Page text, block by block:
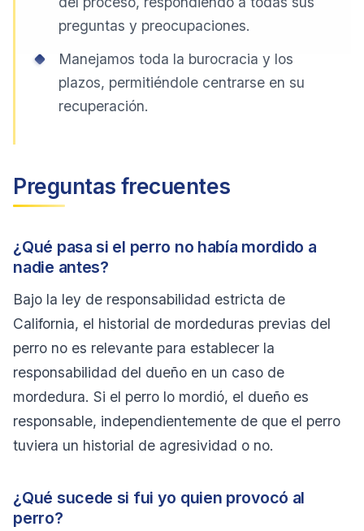
preguntas y preocupaciones.
Manejamos toda la burocracia y los
plazos, permitiéndole centrarse en su
recuperación.
Preguntas frecuentes
¿Qué pasa si el perro no había mordido a
nadie antes?
Bajo la ley de responsabilidad estricta de
California, el historial de mordeduras previas del
perro no es relevante para establecer la
responsabilidad del dueño en un caso de
mordedura. Si el perro lo mordió, el dueño es
responsable, independientemente de que el perro
tuviera un historial de agresividad o no.
¿Qué sucede si fui yo quien provocó al
perro?